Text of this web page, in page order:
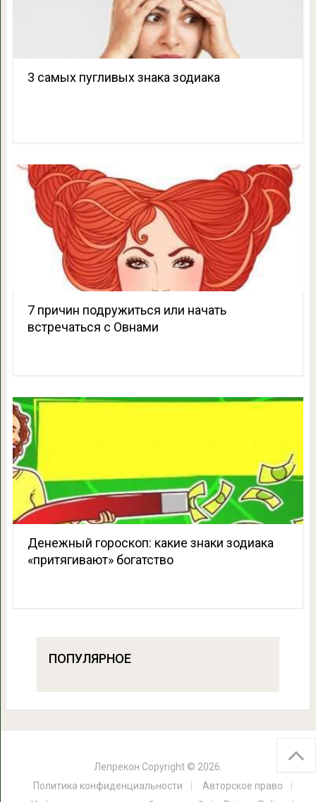
3 самых пугливых знака зодиака
7 причин подружиться или начать
встречаться с Овнами
Денежный гороскоп: какие знаки зодиака
«притягивают» богатство
ПОПУЛЯРНОЕ
Лепрекон Copyright © 2026.
Политика конфиденциальности
Авторское право